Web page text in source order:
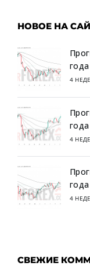
НОВОЕ НА
года
4
года
4
года
4
СВЕЖИЕ